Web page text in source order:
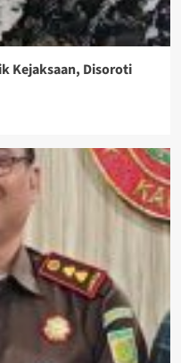
Kejaksaan, Disoroti